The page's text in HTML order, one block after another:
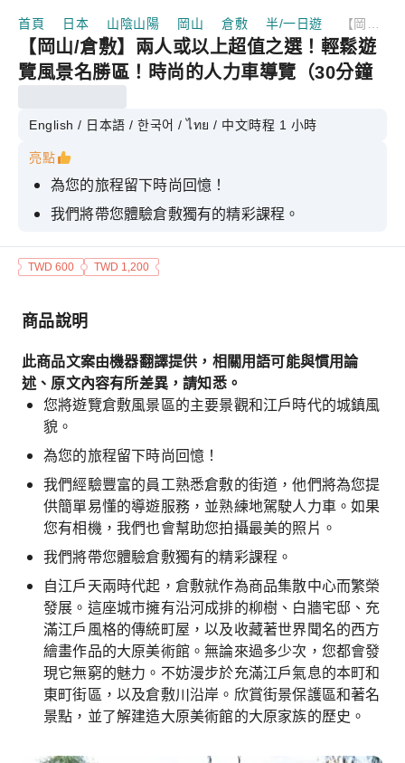
首頁 日本 山陰山陽 岡山 倉敷 半/一日遊
【岡山/倉敷】兩人或以上超值之選！輕鬆遊
覽風景名勝區！時尚的人力車導覽（30分鐘
English / 日本語 / 한국어 / ไทย / 中文時程 1 小時
亮點
為您的旅程留下時尚回憶！
我們將帶您體驗倉敷獨有的精彩課程。
TWD 600 TWD 1,200
商品說明
此商品文案由機器翻譯提供，相關用語可能與慣用論
述、原文內容有所差異，請知悉。
您將遊覽倉敷風景區的主要景觀和江戶時代的城鎮風
貌。
為您的旅程留下時尚回憶！
我們經驗豐富的員工熟悉倉敷的街道，他們將為您提
供簡單易懂的導遊服務，並熟練地駕駛人力車。如果
您有相機，我們也會幫助您拍攝最美的照片。
我們將帶您體驗倉敷獨有的精彩課程。
自江戶天兩時代起，倉敷就作為商品集散中心而繁榮
發展。這座城市擁有沿河成排的柳樹、白牆宅邸、充
滿江戶風格的傳統町屋，以及收藏著世界聞名的西方
繪畫作品的大原美術館。無論來過多少次，您都會發
現它無窮的魅力。不妨漫步於充滿江戶氣息的本町和
東町街區，以及倉敷川沿岸。欣賞街景保護區和著名
景點，並了解建造大原美術館的大原家族的歷史。